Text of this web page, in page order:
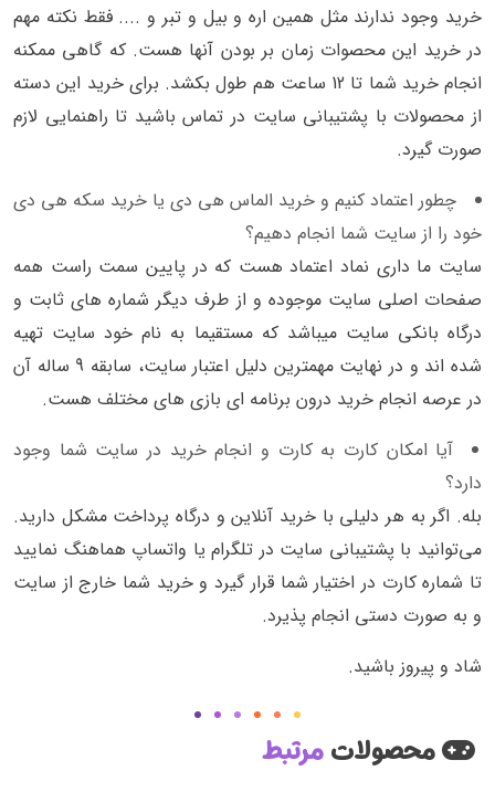
خرید وجود ندارند مثل همین اره و بیل و تبر و .... فقط نکته مهم
در خرید این محصوات زمان بر بودن آنها هست. که گاهی ممکنه
انجام خرید شما تا 12 ساعت هم طول بکشد. برای خرید این دسته
از محصولات با پشتیبانی سایت در تماس باشید تا راهنمایی لازم
صورت گیرد.
چطور اعتماد کنیم و خرید الماس هی دی یا خرید سکه هی دی
خود را از سایت شما انجام دهیم؟
سایت ما داری نماد اعتماد هست که در پایین سمت راست همه
صفحات اصلی سایت موجوده و از طرف دیگر شماره های ثابت و
درگاه بانکی سایت میباشد که مستقیما به نام خود سایت تهیه
شده اند و در نهایت مهمترین دلیل اعتبار سایت، سابقه 9 ساله آن
در عرصه انجام خرید درون برنامه ای بازی های مختلف هست.
آیا امکان کارت به کارت و انجام خرید در سایت شما وجود
دارد؟
بله. اگر به هر دلیلی با خرید آنلاین و درگاه پرداخت مشکل دارید.
می‌توانید با پشتیبانی سایت در تلگرام یا واتساپ هماهنگ نمایید
تا شماره کارت در اختیار شما قرار گیرد و خرید شما خارج از سایت
و به صورت دستی انجام پذیرد.
شاد و پیروز باشید.
محصولاتمرتبط